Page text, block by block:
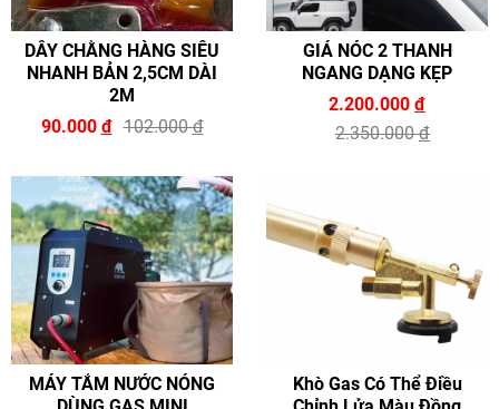
DÂY CHẰNG HÀNG SIÊU
NHANH BẢN 2,5CM DÀI
2M
90.000 đ 102.000đ
GIÁ NÓC 2 THANH
NGANG DẠNG KẸP
2.200.000 đ
2.350.000đ
MÁY TẮM NƯỚC NÓNG
Khò Gas Có Thể Điều